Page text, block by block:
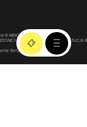
© MOCAK2011-2026
W KRAKOWIE MOCAK – INSTYTUCJA
Bonjour.pl